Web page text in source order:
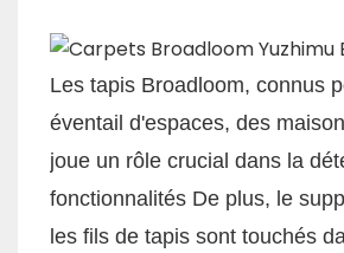
Les tapis Broadloom, connus
éventail d'espaces, des
joue un rôle crucial dans la
fonctionnalités De plus, le
les fils de tapis sont touchés